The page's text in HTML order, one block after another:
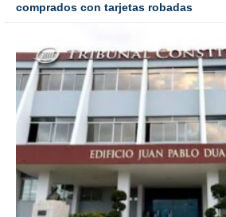
comprados con tarjetas robadas